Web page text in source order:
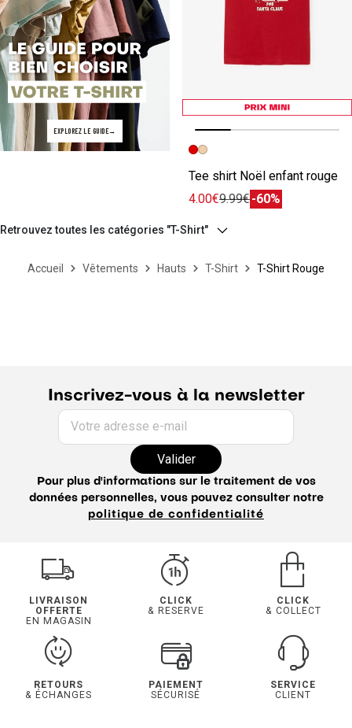
EXPLOREZ LE GUIDE
Image précédente
Image suivante
Tee shirt Noël enfant rouge
4.00€9.99€-60%
Retrouvez toutes les catégories "T-Shirt"
Accueil Vêtements Hauts T-Shirt T-Shirt Rouge
Inscrivez-vous à la newsletter
Votre adresse e-mail
Valider
Pour plus d'informations sur le traitement de vos
données personnelles, vous pouvez consulter notre
politique de confidentialité
LIVRAISON
OFFERTE
EN MAGASIN
CLICK
& RESERVE
CLICK
& COLLECT
RETOURS
& ÉCHANGES
PAIEMENT
SÉCURISÉ
SERVICE
CLIENT